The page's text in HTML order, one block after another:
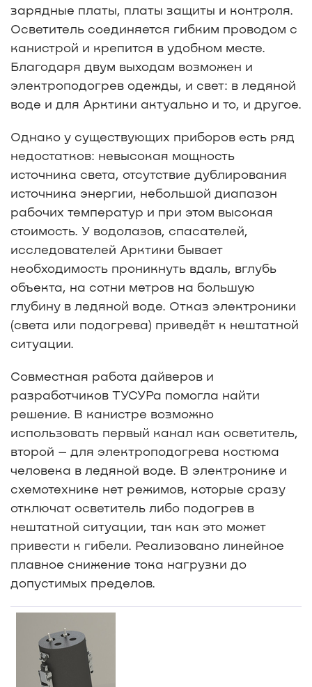
зарядные платы, платы защиты и контроля.
Осветитель соединяется гибким проводом с
канистрой и крепится в удобном месте.
Благодаря двум выходам возможен и
электроподогрев одежды, и свет: в ледяной
воде и для Арктики актуально и то, и другое.
Однако у существующих приборов есть ряд
недостатков: невысокая мощность
источника света, отсутствие дублирования
источника энергии, небольшой диапазон
рабочих температур и при этом высокая
стоимость. У водолазов, спасателей,
исследователей Арктики бывает
необходимость проникнуть вдаль, вглубь
объекта, на сотни метров на большую
глубину в ледяной воде. Отказ электроники
(света или подогрева) приведёт к нештатной
ситуации.
Совместная работа дайверов и
разработчиков ТУСУРа помогла найти
решение. В канистре возможно
использовать первый канал как осветитель,
второй – для электроподогрева костюма
человека в ледяной воде. В электронике и
схемотехнике нет режимов, которые сразу
отключат осветитель либо подогрев в
нештатной ситуации, так как это может
привести к гибели. Реализовано линейное
плавное снижение тока нагрузки до
допустимых пределов.